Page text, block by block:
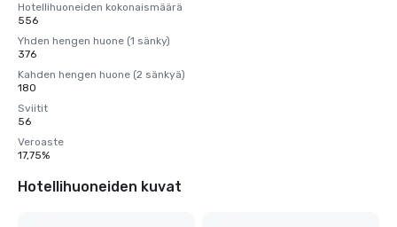
Hotellihuoneiden kokonaismäärä
556
Yhden hengen huone (1 sänky)
376
Kahden hengen huone (2 sänkyä)
180
Sviitit
56
Veroaste
17,75%
Hotellihuoneiden kuvat